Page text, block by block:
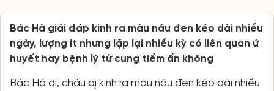
Bác Hà giải đáp kinh ra màu nâu đen kéo dài nhiều
ngày, lượng ít nhưng lặp lại nhiều kỳ có liên quan ứ
huyết hay bệnh lý tử cung tiềm ẩn không
Bác Hà ơi, cháu bị kinh ra màu nâu đen kéo dài nhiều